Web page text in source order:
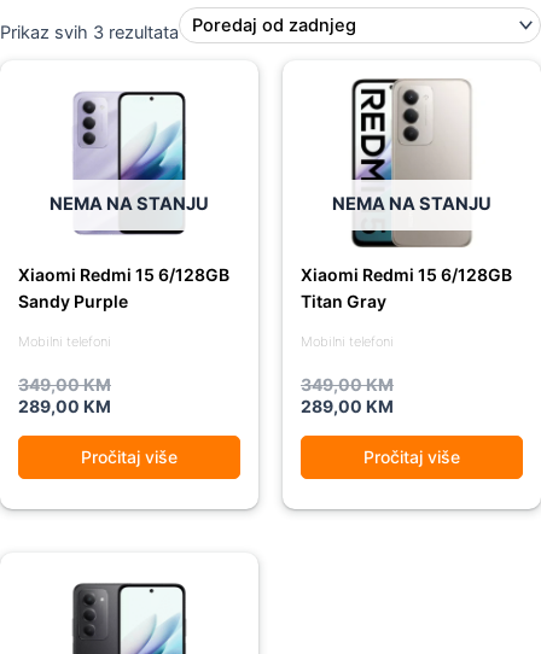
Prikaz svih 3 rezultata
NEMA NA STANJU
Mobilni telefoni
Xiaomi Redmi 15 6/128GB
Sandy Purple
349,00KM
349,00 KM.
289,00 KM
289,00 KM.
Pročitaj više
NEMA NA STANJU
Mobilni telefoni
Xiaomi Redmi 15 6/128GB
Titan Gray
349,00KM
349,00 KM.
289,00 KM
289,00 KM.
Pročitaj više
349,00 KM.
289,00 KM.